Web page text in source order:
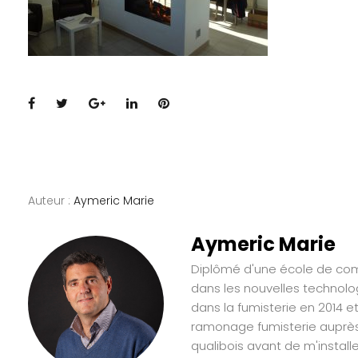
Facebook
TwitterGoogle+
LinkedInPinterest
Auteur : Aymeric Marie
Aymeric Marie
Diplômé d'une école de
dans les nouvelles
dans la fumisterie en 2014
ramonage fumisterie
qualibois avant de